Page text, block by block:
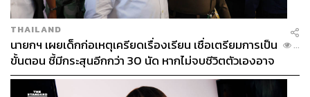
THAILAND
นายกฯ เผยเด็กก่อเหตุเครียดเรื่องเรียน เชื่อเตรียมการเป็น
ขั้นตอน ชี้มีกระสุนอีกกว่า 30 นัด หากไม่จบชีวิตตัวเองอาจ
สูญเสียเพิ่ม
...